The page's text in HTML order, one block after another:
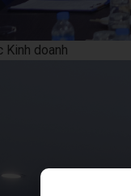
Kinh doanh